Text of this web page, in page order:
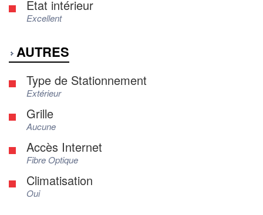
Etat intérieur
Excellent
AUTRES
Type de Stationnement
Extérieur
Grille
Aucune
Accès Internet
Fibre Optique
Climatisation
Oui